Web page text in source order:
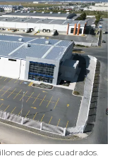
de pies cuadrados.